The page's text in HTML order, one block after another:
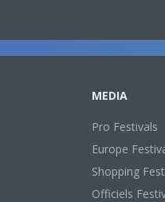
MEDIA
Pro Festivals
Europe
Shopping
Officiels